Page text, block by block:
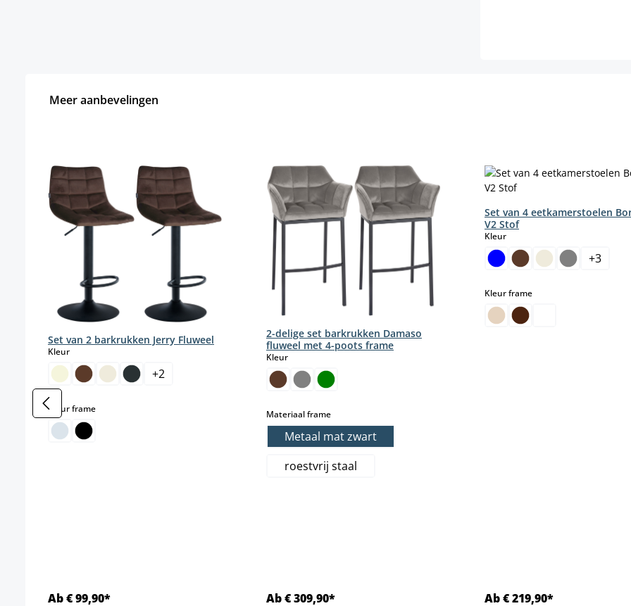
Meer aanbevelingen
Set van 2 barkrukken Jerry Fluweel
Kleurselect
+2
Kleur frameselect
Ab € 99,90*
2-delige set barkrukken Damaso
fluweel met 4-poots frame
Kleurselect
Materiaal frameselect
Metaal mat zwart
roestvrij staal
Ab € 309,90*
Set van 4 eetkamerstoelen
V2 Stof
Kleurselect
+3
Kleur frameselect
Ab € 219,90*